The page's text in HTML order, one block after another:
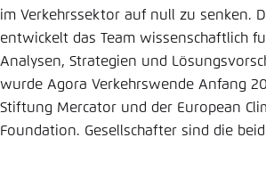
im Verkehrssektor auf null zu senken.
entwickelt das Team wissenschaftlich
Analysen, Strategien und
wurde Agora Verkehrswende Anfang
Stiftung Mercator und der European
Foundation. Gesellschafter sind die